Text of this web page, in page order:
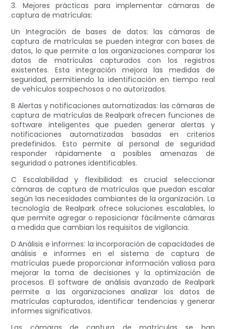
3. Mejores prácticas para implementar cámaras de
captura de matrículas:
Un Integración de bases de datos: las cámaras de
captura de matrículas se pueden integrar con bases de
datos, lo que permite a las organizaciones comparar los
datos de matrículas capturados con los registros
existentes. Esta integración mejora las medidas de
seguridad, permitiendo la identificación en tiempo real
de vehículos sospechosos o no autorizados.
B Alertas y notificaciones automatizadas: las cámaras de
captura de matrículas de Realpark ofrecen funciones de
software inteligentes que pueden generar alertas y
notificaciones automatizadas basadas en criterios
predefinidos. Esto permite al personal de seguridad
responder rápidamente a posibles amenazas de
seguridad o patrones identificables.
C Escalabilidad y flexibilidad: es crucial seleccionar
cámaras de captura de matrículas que puedan escalar
según las necesidades cambiantes de la organización. La
tecnología de Realpark ofrece soluciones escalables, lo
que permite agregar o reposicionar fácilmente cámaras
a medida que cambian los requisitos de vigilancia.
D Análisis e informes: la incorporación de capacidades de
análisis e informes en el sistema de captura de
matrículas puede proporcionar información valiosa para
mejorar la toma de decisiones y la optimización de
procesos. El software de análisis avanzado de Realpark
permite a las organizaciones analizar los datos de
matrículas capturados, identificar tendencias y generar
informes significativos.